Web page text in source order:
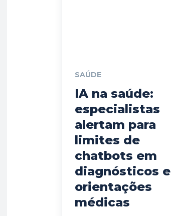
SAÚDE
IA na saúde:
especialistas
alertam para
limites de
chatbots em
diagnósticos e
orientações
médicas